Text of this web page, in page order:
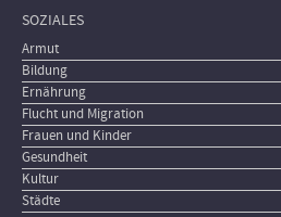
SOZIALES
Armut
Bildung
Ernährung
Flucht und Migration
Frauen und Kinder
Gesundheit
Kultur
Städte